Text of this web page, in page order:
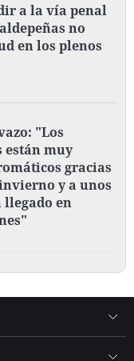
a la vía penal
no
en los plenos
"Los
están muy
gracias
y a unos
llegado en